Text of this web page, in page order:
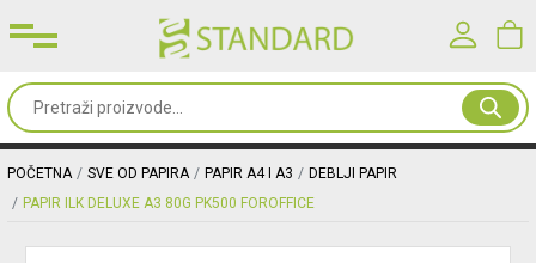
Sve
od
papira
Korisničko ime*
Lozinka*
POČETNA SVE OD PAPIRA PAPIR A4 I A3
DEBLJI PAPIR
PAPIR ILK DELUXE A3 80G PK500 FOROFFICE